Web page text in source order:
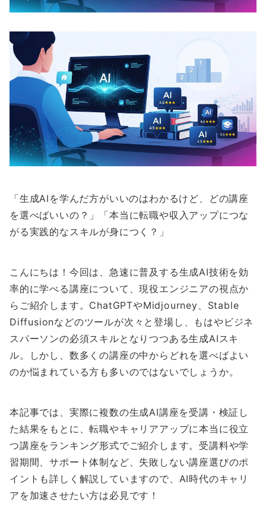
「生成AIを学んだ方がいいのはわかるけど、どの講座
を選べばいいの？」「本当に転職や収入アップにつな
がる実践的なスキルが身につく？」
こんにちは！今回は、急速に普及する生成AI技術を効
率的に学べる講座について、現役エンジニアの視点か
らご紹介します。ChatGPTやMidjourney、Stable
Diffusionなどのツールが次々と登場し、もはやビジネ
スパーソンの必須スキルとなりつつある生成AIスキ
ル。しかし、数多くの講座の中からどれを選べばよい
のか悩まれている方も多いのではないでしょうか。
本記事では、実際に複数の生成AI講座を受講・検証し
た結果をもとに、転職やキャリアアップに本当に役立
つ講座をランキング形式でご紹介します。受講料や学
習期間、サポート体制など、失敗しない講座選びのポ
イントも詳しく解説していますので、AI時代のキャリ
アを加速させたい方は必見です！